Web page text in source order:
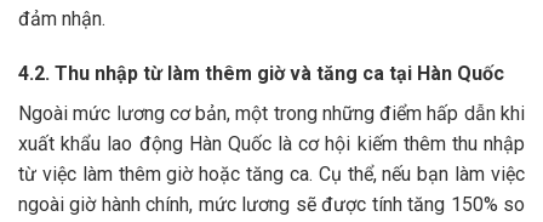
đảm nhận.
4.2. Thu nhập từ làm thêm giờ và tăng ca tại Hàn Quốc
Ngoài mức lương cơ bản, một trong những điểm hấp dẫn khi
xuất khẩu lao động Hàn Quốc là cơ hội kiếm thêm thu nhập
từ việc làm thêm giờ hoặc tăng ca. Cụ thể, nếu bạn làm việc
ngoài giờ hành chính, mức lương sẽ được tính tăng 150% so